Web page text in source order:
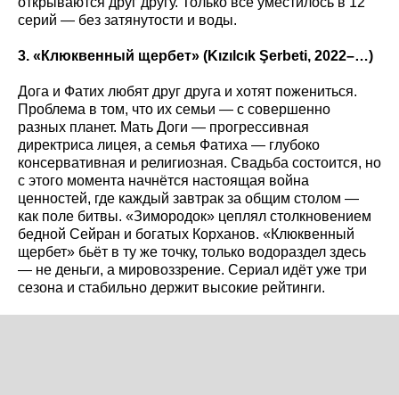
серий — без затянутости и воды.
3. «Клюквенный щербет» (Kızılcık Şerbeti, 2022–…)
Дога и Фатих любят друг друга и хотят пожениться.
Проблема в том, что их семьи — с совершенно
разных планет. Мать Доги — прогрессивная
директриса лицея, а семья Фатиха — глубоко
консервативная и религиозная. Свадьба состоится, но
с этого момента начнётся настоящая война
ценностей, где каждый завтрак за общим столом —
как поле битвы. «Зимородок» цеплял столкновением
бедной Сейран и богатых Корханов. «Клюквенный
щербет» бьёт в ту же точку, только водораздел здесь
— не деньги, а мировоззрение. Сериал идёт уже три
сезона и стабильно держит высокие рейтинги.